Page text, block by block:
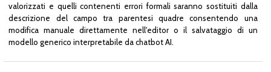
valorizzati e quelli contenenti errori formali saranno sostituiti dalla
descrizione del campo tra parentesi quadre consentendo una
modifica manuale direttamente nell'editor o il salvataggio di un
modello generico interpretabile da chatbot AI.